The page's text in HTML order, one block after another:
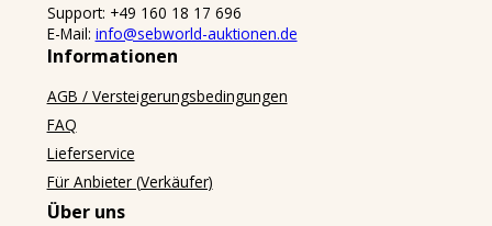
Support: +49 160 18 17 696
E-Mail: info@sebworld-auktionen.de
Informationen
AGB / Versteigerungsbedingungen
FAQ
Lieferservice
Für Anbieter (Verkäufer)
Über uns